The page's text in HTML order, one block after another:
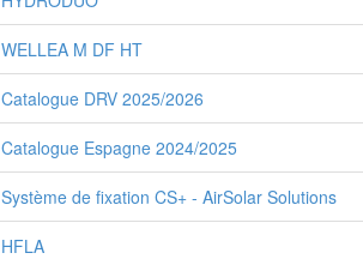
WELLEA M DF HT
Catalogue DRV 2025/2026
Catalogue Espagne 2024/2025
Système de fixation CS+ - AirSolar Solutions
HFLA